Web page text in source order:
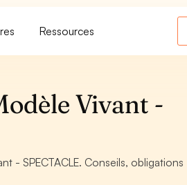
Ressources
Vivant -
- SPECTACLE. Conseils, obligations